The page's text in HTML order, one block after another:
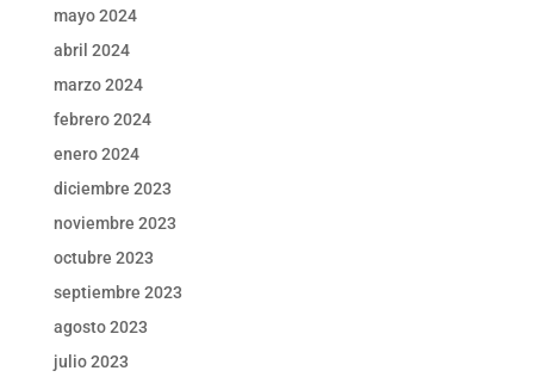
mayo 2024
abril 2024
marzo 2024
febrero 2024
enero 2024
diciembre 2023
noviembre 2023
octubre 2023
septiembre 2023
agosto 2023
julio 2023